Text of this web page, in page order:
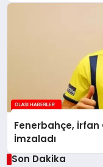
Fenerbahçe, İrfan
İmzaladı
Son Dakika